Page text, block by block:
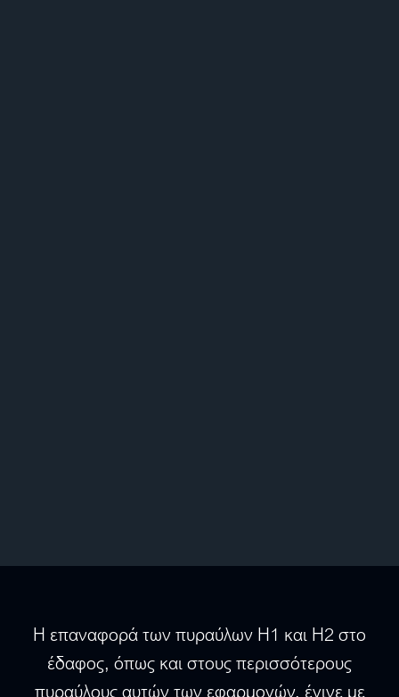
Η επαναφορά των πυραύλων Η1 και Η2 στο
έδαφος, όπως και στους περισσότερους
πυραύλους αυτών των εφαρμογών, έγινε με